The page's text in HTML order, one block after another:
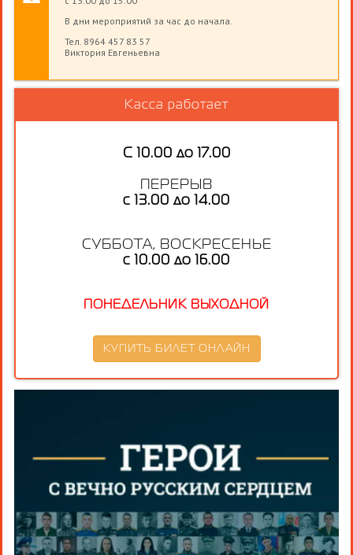
В дни мероприятий за час до начала.
Тел. 8964 457 83 57
Виктория Евгеньевна
Касса работает
С 10.00 до 17.00
ПЕРЕРЫВ
с 13.00 до 14.00
СУББОТА, ВОСКРЕСЕНЬЕ
с 10.00 до 16.00
ПОНЕДЕЛЬНИК ВЫХОДНОЙ
КУПИТЬ БИЛЕТ ОНЛАЙН